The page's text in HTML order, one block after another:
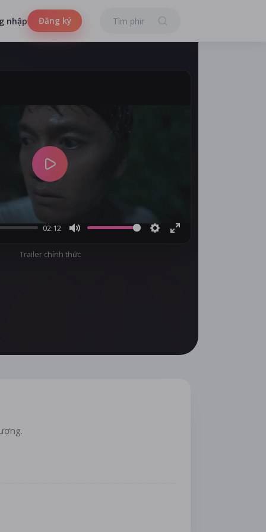
nhập Đăng ký
02:12
Play
Trailer chính thức